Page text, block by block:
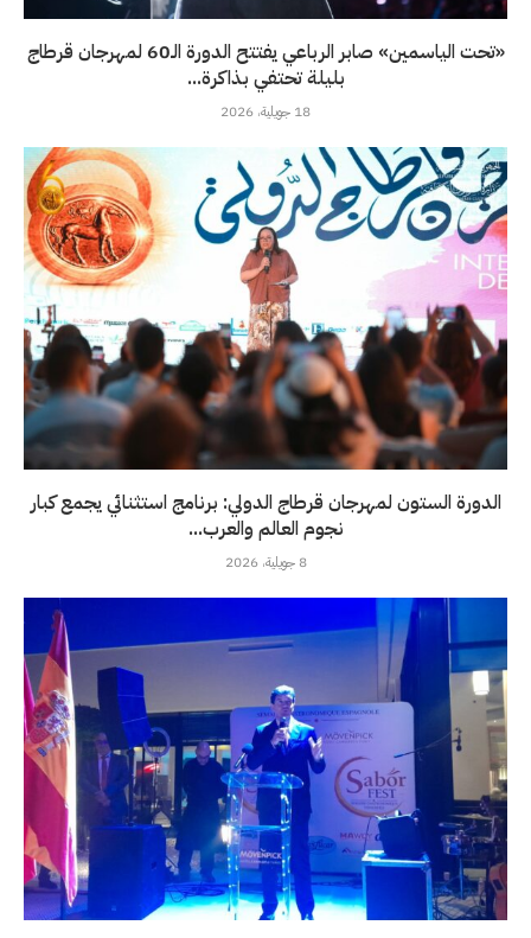
«تحت الياسمين» صابر الرباعي يفتتح الدورة الـ60 لمهرجان قرطاج
بليلة تحتفي بذاكرة...
18 جويلية، 2026
الدورة الستون لمهرجان قرطاج الدولي: برنامج استثنائي يجمع كبار
نجوم العالم والعرب...
8 جويلية، 2026